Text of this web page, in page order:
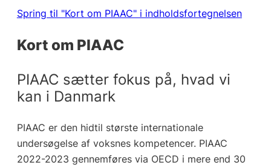
Spring til "Kort om PIAAC" i indholdsfortegnelsen
Kort om PIAAC
PIAAC sætter fokus på, hvad vi
kan i Danmark
PIAAC er den hidtil største internationale
undersøgelse af voksnes kompetencer. PIAAC
2022-2023 gennemføres via OECD i mere end 30